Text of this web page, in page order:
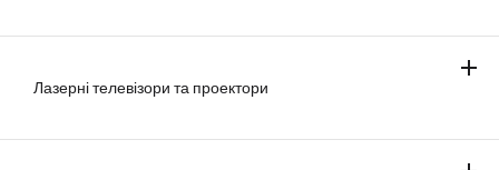
Лазерні телевізори та проектори